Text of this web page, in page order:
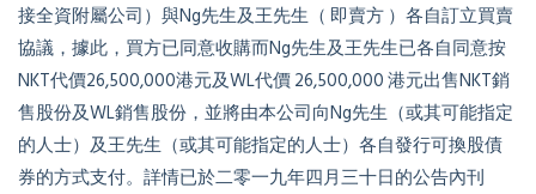
接全資附屬公司）與Ng先生及王先生（ 即賣方 ）各自訂立買賣
協議，據此，買方已同意收購而Ng先生及王先生已各自同意按
NKT代價26,500,000港元及WL代價 26,500,000 港元出售NKT銷
售股份及WL銷售股份，並將由本公司向Ng先生（或其可能指定
的人士）及王先生（或其可能指定的人士）各自發行可換股債
券的方式支付。詳情已於二零一九年四月三十日的公告內刊